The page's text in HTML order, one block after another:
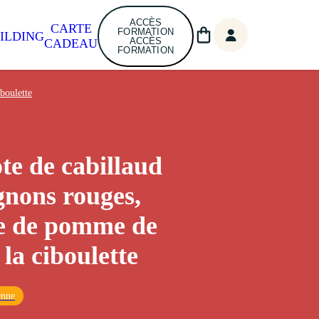
CARTE
CADEAU
ACCÈS
FORMATION
ACCÈS
FORMATION
de cabillaud
rouges,
de pomme de
ciboulette